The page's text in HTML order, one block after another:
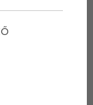
ideje,
egy